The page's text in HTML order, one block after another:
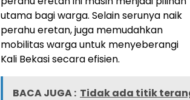
utama bagi warga. Selain serunya naik
perahu eretan, juga memudahkan
mobilitas warga untuk menyeberangi
Kali Bekasi secara efisien.
BACA JUGA : Tidak ada titik